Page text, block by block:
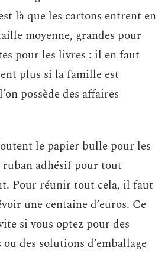
là que les cartons entrent en
moyenne, grandes pour
pour les livres : il en faut
plus si la famille est
possède des affaires
le papier bulle pour les
adhésif pour tout
Pour réunir tout cela, il faut
une centaine d’euros. Ce
si vous optez pour des
des solutions d’emballage